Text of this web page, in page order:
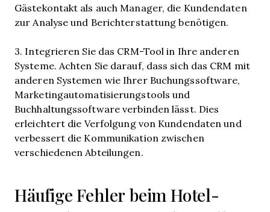
Gästekontakt als auch Manager, die Kundendaten
zur Analyse und Berichterstattung benötigen.
3. Integrieren Sie das CRM-Tool in Ihre anderen
Systeme. Achten Sie darauf, dass sich das CRM mit
anderen Systemen wie Ihrer Buchungssoftware,
Marketingautomatisierungstools und
Buchhaltungssoftware verbinden lässt. Dies
erleichtert die Verfolgung von Kundendaten und
verbessert die Kommunikation zwischen
verschiedenen Abteilungen.
Häufige Fehler beim Hotel-